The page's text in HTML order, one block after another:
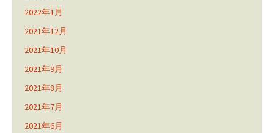
2022年1月
2021年12月
2021年10月
2021年9月
2021年8月
2021年7月
2021年6月